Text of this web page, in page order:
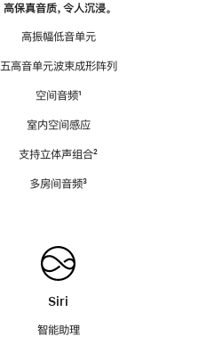
高保真音质，令人沉浸。
高振幅低音单元
五高音单元波束成形阵列
空间音频脚
¹
室内空间感应
支持立体声组合脚
²
多房间音频脚
³
Siri
智能助理